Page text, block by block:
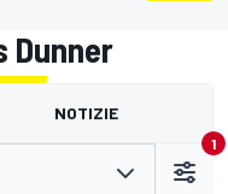
Dunner
NOTIZIE
1